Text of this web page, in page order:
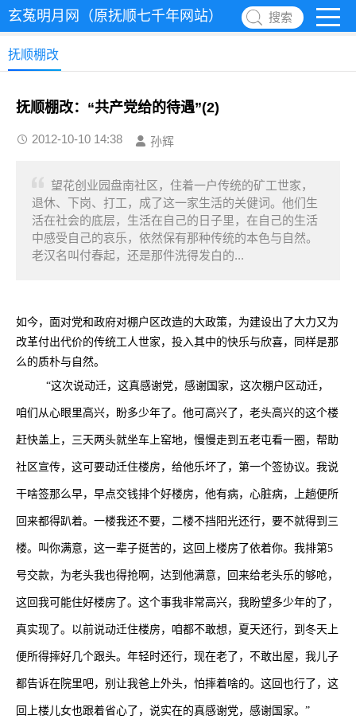
玄菟明月网（原抚顺七千年网站） 搜索
抚顺棚改
抚顺棚改：“共产党给的待遇”(2)
2012-10-10 14:38 孙辉
望花创业园盘南社区，住着一户传统的矿工世家，
退休、下岗、打工，成了这一家生活的关健词。他们生
活在社会的底层，生活在自己的日子里，在自己的生活
中感受自己的哀乐，依然保有那种传统的本色与自然。
老汉名叫付春起，还是那件洗得发白的...
如今，面对党和政府对棚户区改造的大政策，为建设出了大力又为
改革付出代价的传统工人世家，投入其中的快乐与欣喜，同样是那
么的质朴与自然。
“这次说动迁，这真感谢党，感谢国家，这次棚户区动迁，
咱们从心眼里高兴，盼多少年了。他可高兴了，老头高兴的这个楼
赶快盖上，三天两头就坐车上窑地，慢慢走到五老屯看一圈，帮助
社区宣传，这可要动迁住楼房，给他乐坏了，第一个签协议。我说
干啥签那么早，早点交钱排个好楼房，他有病，心脏病，上趟便所
回来都得趴着。一楼我还不要，二楼不挡阳光还行，要不就得到三
楼。叫你满意，这一辈子挺苦的，这回上楼房了依着你。我排第5
号交款，为老头我也得抢啊，达到他满意，回来给老头乐的够呛，
这回我可能住好楼房了。这个事我非常高兴，我盼望多少年的了，
真实现了。以前说动迁住楼房，咱都不敢想，夏天还行，到冬天上
便所得摔好几个跟头。年轻时还行，现在老了，不敢出屋，我儿子
都告诉在院里吧，别让我爸上外头，怕摔着啥的。这回也行了，这
回上楼儿女也跟着省心了，说实在的真感谢党，感谢国家。”